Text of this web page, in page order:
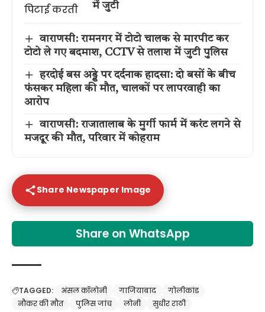
में जुटी
वाराणसी: रामनगर में टोटो चालक से मारपीट कर
टोटो ले गए बदमाश, CCTV से तलाश में जुटी पुलिस
हरदोई बस अड्डे पर दर्दनाक हादसा: दो बसों के बीच
फंसकर महिला की मौत, चालकों पर लापरवाही का
आरोप
वाराणसी: राजातालाब के मुर्गी फार्म में करंट लगने से
मजदूर की मौत, परिवार में कोहराम
Share Newspaper Image
Share on WhatsApp
TAGGED: अंसल कॉलोनी गाजियाबाद
गोलीकांड
नौकर की मौत
पुलिस जांच लोनी सुधीर राठी